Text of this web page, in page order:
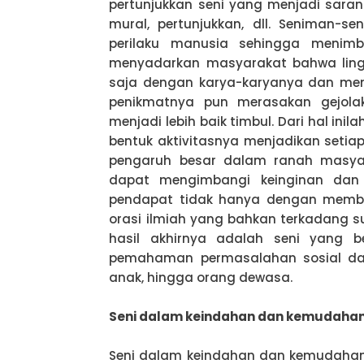
pertunjukkan seni yang menjadi
mural, pertunjukkan, dll. Seniman-
perilaku manusia sehingga
menyadarkan masyarakat bahwa
saja dengan karya-karyanya dan
penikmatnya pun merasakan
menjadi lebih baik timbul. Dari hal
bentuk aktivitasnya menjadikan
pengaruh besar dalam ranah
dapat mengimbangi keinginan
pendapat tidak hanya dengan
orasi ilmiah yang bahkan terkadang
hasil akhirnya adalah seni yang
pemahaman permasalahan sosial
anak, hingga orang dewasa.
Seni dalam keindahan dan
Seni dalam keindahan dan